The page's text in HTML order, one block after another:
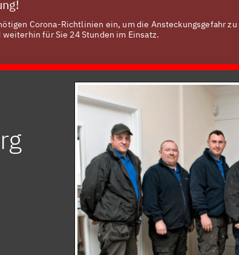
Corona-Richtlinien ein, um die Ansteckungsgefahr zu
für Sie 24 Stunden im Einsatz.